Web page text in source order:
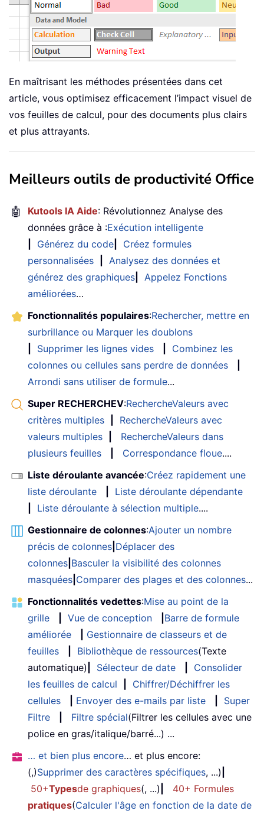
En maîtrisant les méthodes présentées dans cet
article, vous optimisez efficacement l’impact visuel de
vos feuilles de calcul, pour des documents plus clairs
et plus attrayants.
Meilleurs outils de productivité Office
🤖 Kutools IA Aide: Révolutionnez Analyse des
données grâce à :Exécution intelligente
Générez du code
Créez formules
personnalisées
Analysez des données et
générez des graphiques
Appelez Fonctions
améliorées…
Fonctionnalités populaires:Rechercher, mettre en
surbrillance ou Marquer les doublons
Supprimer les lignes vides
Combinez les
colonnes ou cellules sans perdre de données
Arrondi sans utiliser de formule...
Super RECHERCHEV:RechercheValeurs avec
critères multiples
RechercheValeurs avec
valeurs multiples
RechercheValeurs dans
plusieurs feuilles
Correspondance floue....
Liste déroulante avancée:Créez rapidement une
liste déroulante
Liste déroulante dépendante
Liste déroulante à sélection multiple....
Gestionnaire de colonnes:Ajouter un nombre
précis de colonnes Déplacer des
colonnes Basculer la visibilité des colonnes
masquées Comparer des plages et des colonnes...
Fonctionnalités vedettes:Mise au point de la
grille
Vue de conception
Barre de formule
améliorée
Gestionnaire de classeurs et de
feuilles
Bibliothèque de ressources(Texte
automatique)
Sélecteur de date
Consolider
les feuilles de calcul
Chiffrer/Déchiffrer les
cellules
Envoyer des e-mails par liste
Super
Filtre
Filtre spécial(Filtrer les cellules avec une
police en gras/italique/barré...) ...
… et bien plus encore… et plus encore:
(,)Supprimer des caractères spécifiques, ...)
50+Typesde graphiques(, ...)
40+ Formules
pratiques(Calculer l'âge en fonction de la date de